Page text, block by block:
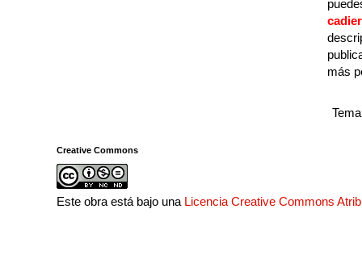
más
Creative Commons
Este obra está bajo una Licencia Creative Commons